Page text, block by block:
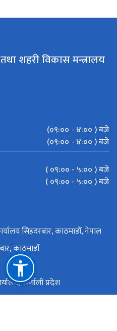
शहरी विकास मन्त्रालय
(०९:०० - ४:०० ) बजे
(०९:०० - ४:०० ) बजे
( ०९:०० - ५:०० ) बजे
( ०९:०० - ५:०० ) बजे
सिंहदरबार, काठमाडौँ, नेपाल
काठमाडौँ
कर्णाली प्रदेश